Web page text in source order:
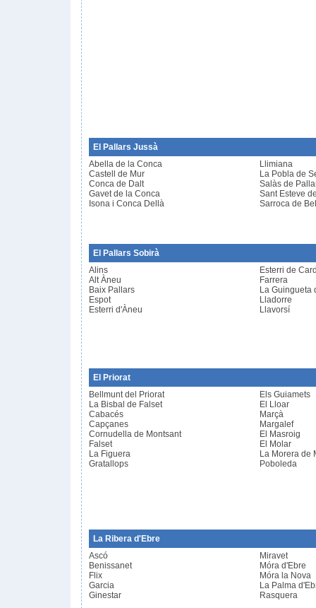
El Pallars Jussà
Abella de la Conca
Castell de Mur
Conca de Dalt
Gavet de la Conca
Isona i Conca Dellà
Llimiana
La Pobla de
Salàs de
Sant Esteve
Sarroca de
El Pallars Sobirà
Alins
Alt Àneu
Baix Pallars
Espot
Esterri d'Àneu
Esterri de
Farrera
La Guingueta
Lladorre
Llavorsí
El Priorat
Bellmunt del Priorat
La Bisbal de Falset
Cabacés
Capçanes
Cornudella de Montsant
Falset
La Figuera
Gratallops
Els Guiamets
El Lloar
Marçà
Margalef
El Masroig
El Molar
La Morera de
Poboleda
La Ribera d'Ebre
Ascó
Benissanet
Flix
Garcia
Ginestar
Miravet
Móra d'Ebre
Móra la Nova
La Palma
Rasquera